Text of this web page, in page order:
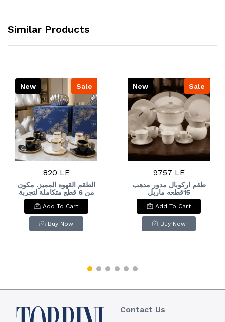
Similar Products
Sale
New
820 LE
الطقم القهوه المميز. مكون
من 6 قطع متكاملة لتجربة
ضيافة لا تُنسى. ​ملاحظة:
الطقم مكون من 6 قطع
(أكواب وأطباق). ​
Experience elegance
in every sip. Elevate
Add To Cart
Buy Now
Sale
New
9757 LE
طقم اركوبال مدور مدهب
15قطعه ماربل
الاندلسRound Arcopal
set, gilded, Andalusian
marble
Add To Cart
Buy Now
Contact Us